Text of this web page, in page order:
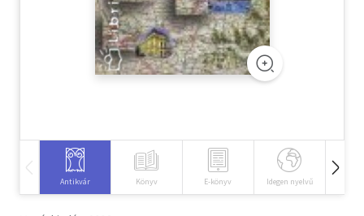
Társadalomtudomány
Természettudomány
Antikvár Könyv E-könyv Idegen nyelvű